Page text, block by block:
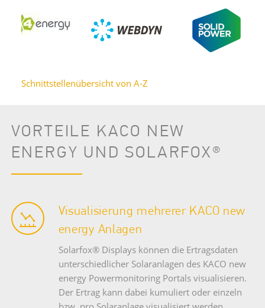
Schnittstellenübersicht von A-Z
VORTEILE KACO NEW
ENERGY UND SOLARFOX®
Visualisierung mehrerer KACO new
energy Anlagen
Solarfox® Displays können die Ertragsdaten
unterschiedlicher Solaranlagen des KACO new
energy Powermonitoring Portals visualisieren.
Der Ertrag kann dabei kumuliert oder einzeln